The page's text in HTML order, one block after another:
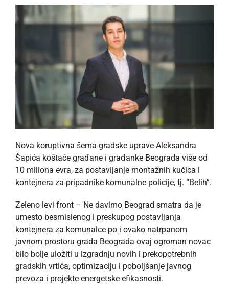
Nova koruptivna šema gradske uprave Aleksandra
Šapića koštaće građane i građanke Beograda više od
10 miliona evra, za postavljanje montažnih kućica i
kontejnera za pripadnike komunalne policije, tj. “Belih”.
Zeleno levi front – Ne davimo Beograd smatra da je
umesto besmislenog i preskupog postavljanja
kontejnera za komunalce po i ovako natrpanom
javnom prostoru grada Beograda ovaj ogroman novac
bilo bolje uložiti u izgradnju novih i prekopotrebnih
gradskih vrtića, optimizaciju i poboljšanje javnog
prevoza i projekte energetske efikasnosti.